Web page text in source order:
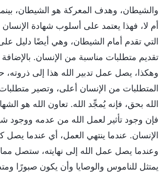
والشيطان، وهدف المعركة هو الشيطان،
أم لا، فهذا يعتمد على أسلوب شهادة الإنسان
التي تقدم أمام الشيطان، وهي أيضًا دليل
تقديم متطلبات مناسبة من الإنسان.
وهكذا، يصل عمل تدبير الله هذا إلى
المتطلبات من الإنسان أعلى، وتصير
الله بحق، فإنه يُمجِّد الله. تعاون الله هو
فإن وجود تأثير لعمل الله من عدمه ووجود
الإنسان. عندما ينتهي العمل، أي عندما يصل
وعندما يصل عمل الله إلى نهايته، ستصل
يمتثل للناموس والوصايا وأن يكون صبورًا